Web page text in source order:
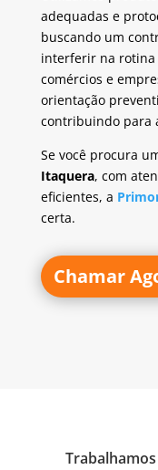
adequadas e
buscando um
interferir na rotina
comércios e
orientação
contribuindo para
Se você procura
Itaquera, com
eficientes, a
certa.
Chamar